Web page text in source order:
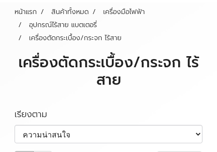
หน้าแรก สินค้าทั้งหมด
เครื่องมือไฟฟ้า
อุปกรณ์ไร้สาย แบตเตอรี่
เครื่องตัดกระเบื้อง/กระจก ไร้สาย
เครื่องตัดกระเบื้อง/กระจก ไร้
สาย
เรียงตาม